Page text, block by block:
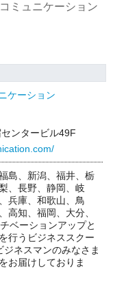
ミュニケーション
ケーション
ンタービル49F
島、新潟、福井、栃
、長野、静岡、岐
兵庫、和歌山、鳥
高知、福岡、大分、
ベーションアップと
行うビジネススクー
ネスマンのみなさま
お届けしておりま